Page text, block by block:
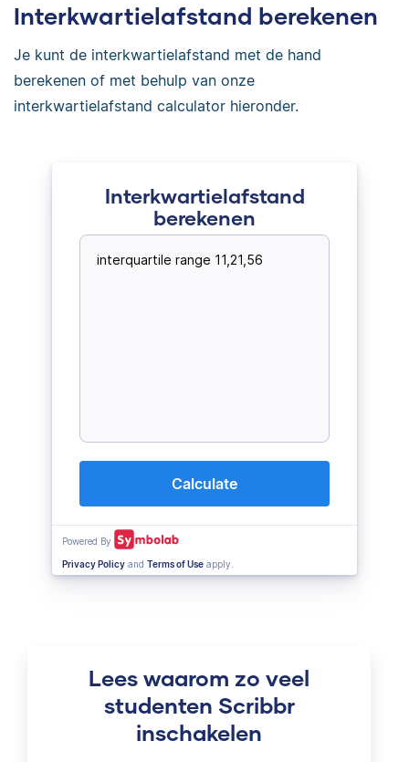
Interkwartielafstand berekenen
Je kunt de interkwartielafstand met de hand
berekenen of met behulp van onze
interkwartielafstand calculator hieronder.
Lees waarom zo veel
studenten Scribbr
inschakelen